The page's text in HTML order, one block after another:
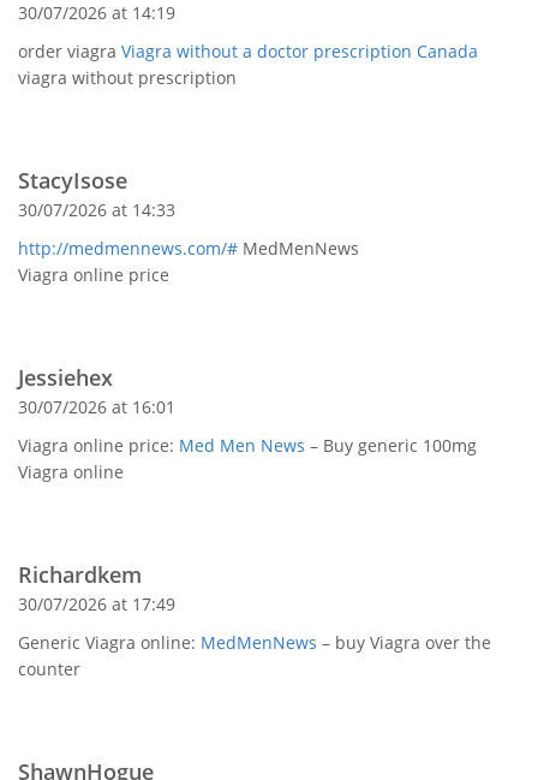
30/07/2026 at 14:19
order viagra Viagra without a doctor prescription Canada
viagra without prescription
StacyIsose
30/07/2026 at 14:33
http://medmennews.com/# MedMenNews
Viagra online price
Jessiehex
30/07/2026 at 16:01
Viagra online price: Med Men News – Buy generic 100mg
Viagra online
Richardkem
30/07/2026 at 17:49
Generic Viagra online: MedMenNews – buy Viagra over the
counter
ShawnHogue